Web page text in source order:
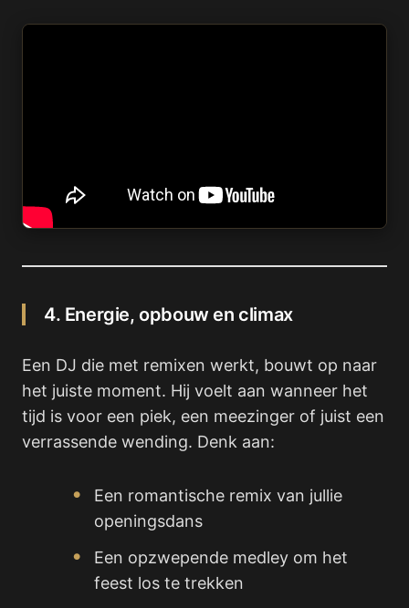
4. Energie, opbouw en climax
Een DJ die met remixen werkt, bouwt op naar
het juiste moment. Hij voelt aan wanneer het
tijd is voor een piek, een meezinger of juist een
verrassende wending. Denk aan:
Een romantische remix van jullie
openingsdans
Een opzwepende medley om het
feest los te trekken